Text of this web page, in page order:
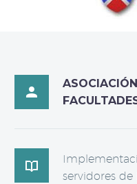


servidores